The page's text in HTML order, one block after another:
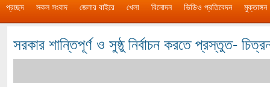
প্রচ্ছদ সকল সংবাদ জেলার বাইরে খেলা বিনোদন ভিডিও প্রতিবেদন মুক্তাঙ্গন
সরকার শান্তিপূর্ণ ও সুষ্ঠু নির্বাচন করতে প্রস্তুত-